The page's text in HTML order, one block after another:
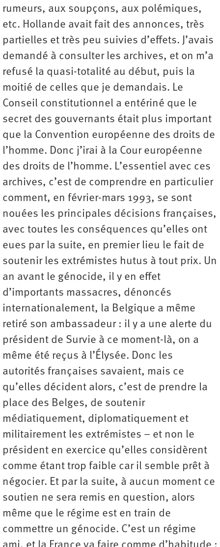
rumeurs, aux soupçons, aux polémiques,
etc. Hollande avait fait des annonces, très
partielles et très peu suivies d’effets. J’avais
demandé à consulter les archives, et on m’a
refusé la quasi-totalité au début, puis la
moitié de celles que je demandais. Le
Conseil constitutionnel a entériné que le
secret des gouvernants était plus important
que la Convention européenne des droits de
l’homme. Donc j’irai à la Cour européenne
des droits de l’homme. L’essentiel avec ces
archives, c’est de comprendre en particulier
comment, en février-mars 1993, se sont
nouées les principales décisions françaises,
avec toutes les conséquences qu’elles ont
eues par la suite, en premier lieu le fait de
soutenir les extrémistes hutus à tout prix. Un
an avant le génocide, il y en effet
d’importants massacres, dénoncés
internationalement, la Belgique a même
retiré son ambassadeur : il y a une alerte du
président de Survie à ce moment-là, on a
même été reçus à l’Élysée. Donc les
autorités françaises savaient, mais ce
qu’elles décident alors, c’est de prendre la
place des Belges, de soutenir
médiatiquement, diplomatiquement et
militairement les extrémistes – et non le
président en exercice qu’elles considèrent
comme étant trop faible car il semble prêt à
négocier. Et par la suite, à aucun moment ce
soutien ne sera remis en question, alors
même que le régime est en train de
commettre un génocide. C’est un régime